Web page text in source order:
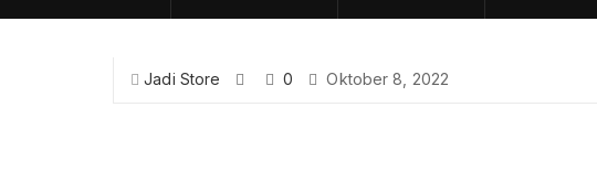
Jadi Store 0 Oktober 8, 2022